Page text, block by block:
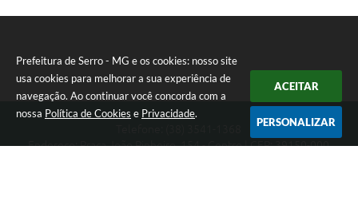
Prefeitura de Serro - MG e os cookies: nosso site
usa cookies para melhorar a sua experiência de
navegação. Ao continuar você concorda com a
nossa Política de Cookies e Privacidade.
ACEITAR
PERSONALIZAR
Endereço: Praça João Pinheiro, 154 - Centro | CEP: 39150-000